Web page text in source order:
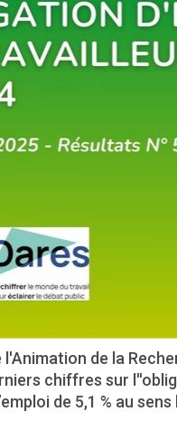
l'Animation de la
chiffres sur
de 5,1 % au